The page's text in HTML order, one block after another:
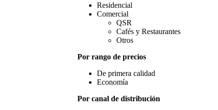
Residencial
Comercial
QSR
Cafés y Restaurantes
Otros
Por rango de precios
De primera calidad
Economía
Por canal de distribución